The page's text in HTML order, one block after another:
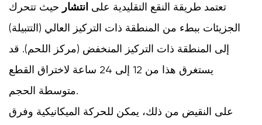
تعتمد طريقة النقع التقليدية على انتشار حيث تتحرك
الجزيئات ببطء من المنطقة ذات التركيز العالي (التتبيلة)
إلى المنطقة ذات التركيز المنخفض (مركز اللحم). قد
يستغرق هذا من 12 إلى 24 ساعة لاختراق القطع
متوسطة الحجم.
على النقيض من ذلك، يمكن للحركة الميكانيكية وفرق